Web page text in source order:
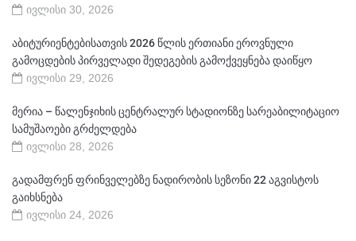
ივლისი 30, 2026
აბიტურიენტებისათვის 2026 წლის ერთიანი ეროვნული
გამოცდების პირველადი შედეგების გამოქვეყნება დაიწყო
ივლისი 29, 2026
მერია – წალენჯიხის ცენტრალურ სტადიონზე სარეაბილიტაციო
სამუშაოები გრძელდება
ივლისი 28, 2026
გადამფრენ ფრინველებზე ნადირობის სეზონი 22 აგვისტოს
გაიხსნება
ივლისი 24, 2026